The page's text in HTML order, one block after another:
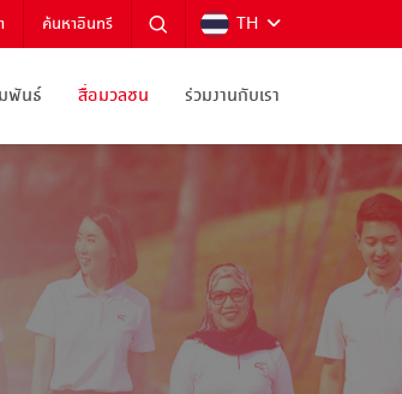
ค้นหาอินทรี TH
พันธ์ สื่อมวลชน ร่วมงานกับเรา